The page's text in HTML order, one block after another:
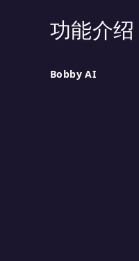
功能介绍
Bobby AI